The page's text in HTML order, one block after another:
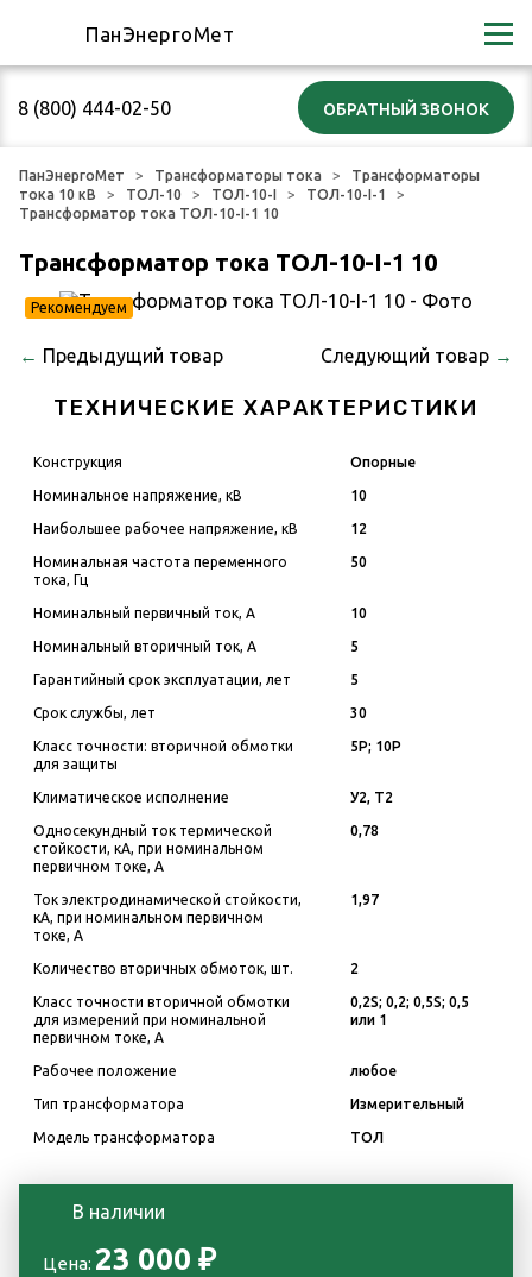
8 (800) 444-02-50
ПанЭнергоМет
ПанЭнергоМет Трансформаторы тока
Трансформаторы
тока 10 кВ
ТОЛ-10 ТОЛ-10-I
ТОЛ-10-I-1
Трансформатор тока ТОЛ-10-I-1 10
Трансформатор тока ТОЛ-10-I-1 10
Рекомендуем
← Предыдущий товар Следующий товар →
ТЕХНИЧЕСКИЕ ХАРАКТЕРИСТИКИ
Конструкция Опорные
Номинальное напряжение, кВ 10
Наибольшее рабочее напряжение, кВ 12
Номинальная частота переменного
тока, Гц
50
Номинальный первичный ток, А 10
Номинальный вторичный ток, А 5
Гарантийный срок эксплуатации, лет 5
Срок службы, лет 30
Класс точности: вторичной обмотки
для защиты
5Р; 10Р
Климатическое исполнение У2, Т2
Односекундный ток термической
стойкости, кА, при номинальном
первичном токе, А
0,78
Ток электродинамической стойкости,
кА, при номинальном первичном
токе, А
1,97
Количество вторичных обмоток, шт. 2
Класс точности вторичной обмотки
для измерений при номинальной
первичном токе, А
0,2S; 0,2; 0,5S; 0,5
или 1
Рабочее положение любое
Тип трансформатора Измерительный
Модель трансформатора ТОЛ
В наличии
Цена: 23 000 ₽